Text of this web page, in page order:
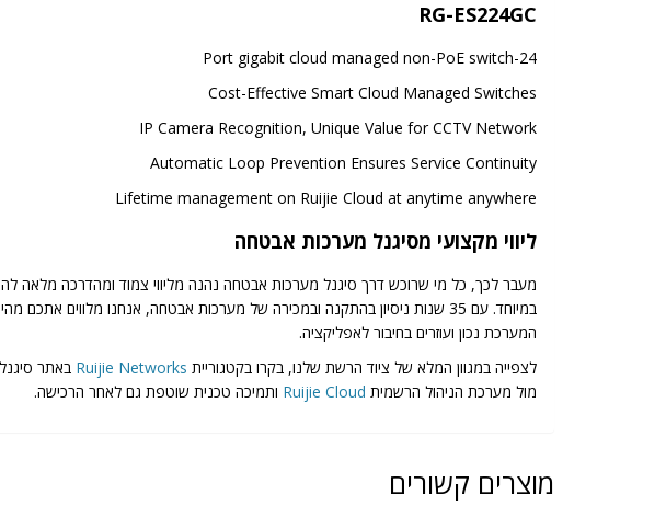
RG-ES224GC
24-Port gigabit cloud managed non-PoE switch
Cost-Effective Smart Cloud Managed Switches
IP Camera Recognition, Unique Value for CCTV Network
Automatic Loop Prevention Ensures Service Continuity
Lifetime management on Ruijie Cloud at anytime anywhere
ליווי מקצועי מסיגנל מערכות אבטחה
מעבר לכך, כל מי שרוכש דרך סיגנל מערכות אבטחה נהנה מליווי צמוד ומהדרכה מלאה
במיוחד. עם 35 שנות ניסיון בהתקנה ובמכירה של מערכות אבטחה, אנחנו
המערכת נכון ועוזרים בחיבור לאפליקציה.
לצפייה במגוון המלא של ציוד הרשת שלנו, בקרו בקטגוריית Ruijie Networks
מול מערכת הניהול הרשמית Ruijie Cloud ותמיכה טכנית שוטפת גם לאחר הרכישה.
מוצרים קשורים